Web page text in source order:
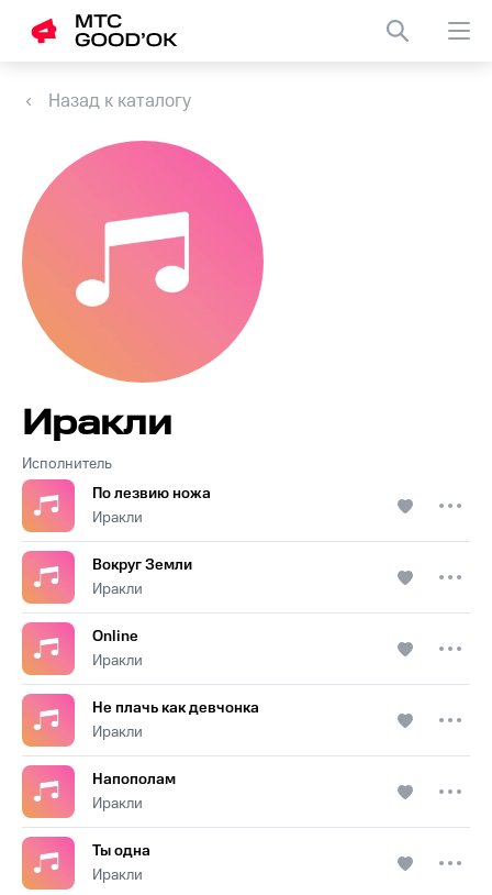
Назад к каталогу
Исполнитель
Иракли
По лезвию ножа
Иракли
Вокруг Земли
Иракли
Online
Иракли
Не плачь как девчонка
Иракли
Напополам
Иракли
Ты одна
Иракли